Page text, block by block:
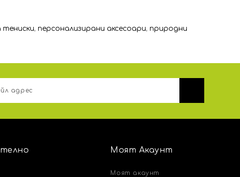
тениски, персонализирани аксесоари, природни
Моят Акаунт
Моят акаунт